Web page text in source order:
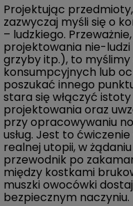
Projektując
zazwyczaj myśli się o
– ludzkiego.
projektowania nie-
grzyby itp.), to
konsumpcyjnych lub
poszukać innego
stara się włączyć
projektowania oraz
przy opracowywaniu
usług. Jest to
realnej utopii, w
przewodnik po
między kostkami
muszki owocówki
bezpiecznym naczyniu.